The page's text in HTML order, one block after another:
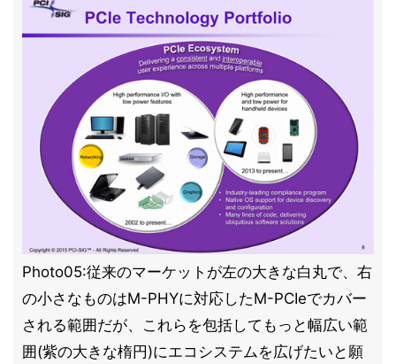
Photo05:従来のマーケットが左の大きな白丸で、右
の小さなものはM-PHYに対応したM-PCIeでカバー
される範囲だが、これらを包括してもっと幅広い範
囲(紫の大きな楕円)にエコシステムを広げたいと願